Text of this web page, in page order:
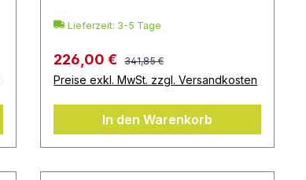
Lieferzeit: 3-5 Tage
226,00 € 341,85 €
Preise exkl. MwSt. zzgl. Versandkosten
In den Warenkorb